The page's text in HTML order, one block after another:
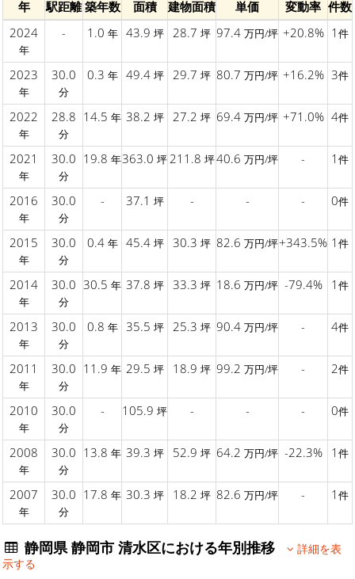
年 駅距離 築年数 面積 建物面積 単価 変動率 件数
2024
年
- 1.0 年 43.9 坪 28.7 坪 97.4 万円/坪 +20.8% 1 件
2023
年
30.0
分
0.3 年 49.4 坪 29.7 坪 80.7 万円/坪 +16.2% 3件
2022
年
28.8
分
14.5 年 38.2 坪 27.2 坪 69.4 万円/坪 +71.0% 4件
2021
年
30.0
分
19.8 年363.0 坪211.8 坪40.6 万円/坪 - 1 件
2016
年
30.0
分
- 37.1 坪 - - - 0件
2015
年
30.0
分
0.4 年 45.4 坪 30.3 坪 82.6 万円/坪+343.5% 1 件
2014
年
30.0
分
30.5 年 37.8 坪 33.3 坪 18.6 万円/坪 -79.4% 1 件
2013
年
30.0
分
0.8 年 35.5 坪 25.3 坪 90.4 万円/坪 - 4件
2011
年
30.0
分
11.9 年 29.5 坪 18.9 坪 99.2 万円/坪 - 2件
2010
年
30.0
分
- 105.9 坪 - - - 0件
2008
年
30.0
分
13.8 年 39.3 坪 52.9 坪 64.2 万円/坪 -22.3% 1 件
2007
年
30.0
分
17.8 年 30.3 坪 18.2 坪 82.6 万円/坪 - 1 件
静岡県 静岡市 清水区における年別推移
詳細を表
示する